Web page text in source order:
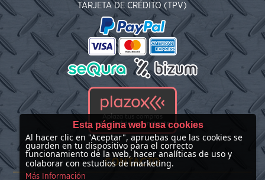
TARJETA DE CRÉDITO (TPV)
CONTACTO
Esta página web usa cookies
Al hacer clic en "Aceptar", apruebas que las cookies se
guarden en tu dispositivo para el correcto
funcionamiento de la web, hacer analíticas de uso y
colaborar con estudios de marketing.
Más Información